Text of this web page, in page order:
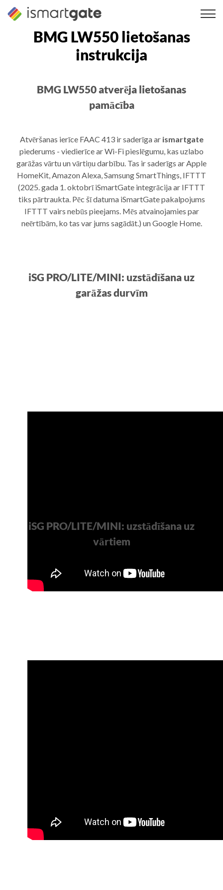
Pāriet
BMG LW550 lietošanas
instrukcija
BMG LW550 atverēja lietošanas
pamācība
Atvēršanas ierīce FAAC 413 ir saderīga ar ismartgate
piederums - viedierīce ar Wi-Fi pieslēgumu, kas uzlabo
garāžas vārtu un vārtiņu darbību. Tas ir saderīgs ar Apple
HomeKit, Amazon Alexa, Samsung SmartThings, IFTTT
(2025. gada 1. oktobrī iSmartGate integrācija ar IFTTT
tiks pārtraukta. Pēc šī datuma iSmartGate pakalpojums
IFTTT vairs nebūs pieejams. Mēs atvainojamies par
neērtībām, ko tas var jums sagādāt.) un Google Home.
iSG PRO/LITE/MINI: uzstādīšana uz
garāžas durvīm
iSG PRO/LITE/MINI: uzstādīšana uz
vārtiem